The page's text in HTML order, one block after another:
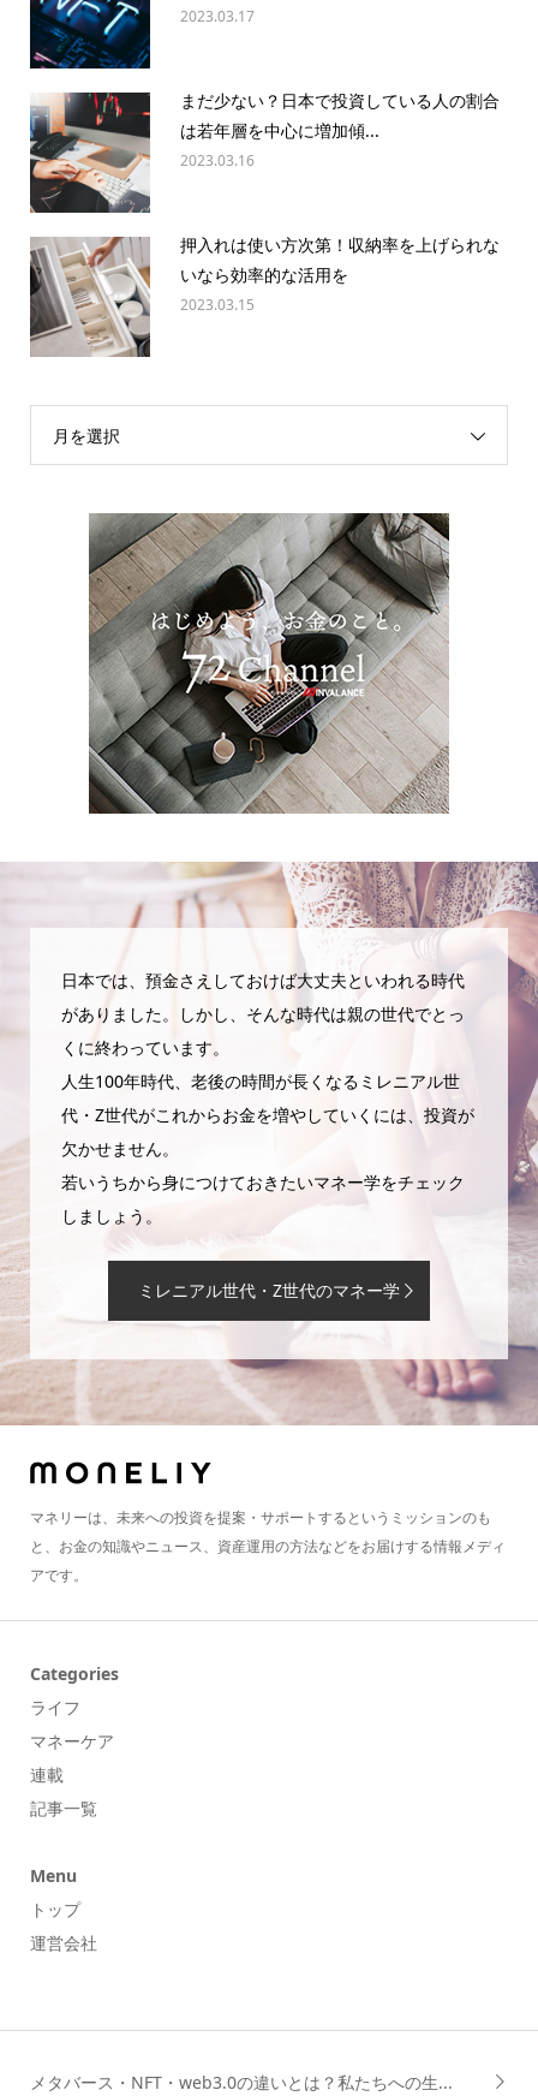
2023.03.17
まだ少ない？日本で投資している人の割合
は若年層を中心に増加傾...
2023.03.16
押入れは使い方次第！収納率を上げられな
いなら効率的な活用を
2023.03.15
月を選択
日本では、預金さえしておけば大丈夫といわれる時代
がありました。しかし、そんな時代は親の世代でとっ
くに終わっています。
人生100年時代、老後の時間が長くなるミレニアル世
代・Z世代がこれからお金を増やしていくには、投資が
欠かせません。
若いうちから身につけておきたいマネー学をチェック
しましょう。
ミレニアル世代・Z世代のマネー学
マネリーは、未来への投資を提案・サポートするというミッションのも
と、お金の知識やニュース、資産運用の方法などをお届けする情報メディ
アです。
Categories
ライフ
マネーケア
連載
記事一覧
Menu
トップ
運営会社
メタバース・NFT・web3.0の違いとは？私たちへの生...